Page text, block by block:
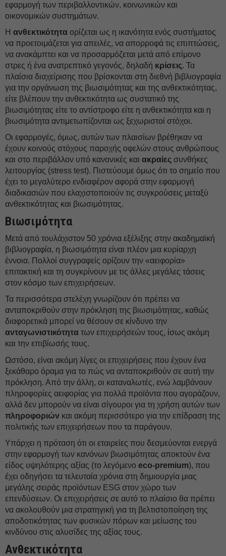
εφαρμογή των περιβαλλοντικών, κοινωνικών και
οικονομικών συστημάτων.
Η ανθεκτικότητα ορίζεται ως η ικανότητα ενός συστήματος
να προετοιμάζεται για απειλές, να απορροφά τις επιπτώσεις,
να ανακάμπτει και να προσαρμόζεται μετά από επίμονο
στρες ή ένα ανατρεπτικό γεγονός, δηλαδή κρίσεις. Τα
πλαίσια διαχείρισης που βρίσκονται στη διεθνή βιβλιογραφία
για την οργάνωση της βιωσιμότητας και της ανθεκτικότητας,
είτε βλέπουν την ανθεκτικότητα ως συστατικό της
βιωσιμότητας είτε το αντίστροφο είτε η ανθεκτικότητα και η
βιωσιμότητα αντιμετωπίζονται ως ξεχωριστοί στόχοι.
Οι εφαρμογές, όμως, αυτών των πλαισίων βρέθηκαν να
έχουν κοινούς στόχους παροχής οφελών στους ανθρώπους
και στο περιβάλλον υπό κανονικές και ακραίες συνθήκες
λειτουργίας (stress test). Πιστεύουμε όμως ότι το σημείο που
έχει το μεγαλύτερο ενδιαφέρον αφορά στην εφαρμογή
διαδικασιών που ελαχιστοποιούν τις συγκρούσεις μεταξύ
ανθεκτικότητας και βιωσιμότητας.
Βιωσιμότητα
Μετά από τουλάχιστον 50 χρόνια εξέλιξης στην ακαδημαϊκή
βιβλιογραφία, η βιωσιμότητα είναι πλέον μια κυρίαρχη
έννοια. Πολλοί συγγραφείς ορίζουν την «αειφορία»
επιτακτική και τη συγκρίνουν με τις άλλες μεγάλες τάσεις
στον κόσμο των επιχειρήσεων.
Τα περισσότερα στελέχη γνωρίζουν ότι πρέπει να
ανταποκριθούν στην πρόκληση της βιωσιμότητας, καθώς
διαφορετικά μπορεί να θέσουν σε κίνδυνο την
ανταγωνιστικότητα των επιχειρήσεών τους, ίσως ακόμη
και την επιβίωσής τους.
Ωστόσο, είναι ακόμη λίγες οι επιχειρήσεις που έχουν ένα
ξεκάθαρο όραμα για το πώς να ανταποκριθούν σε αυτή την
πρόκληση. Από την άλλη, οι καταναλωτές, ενώ λαμβάνουν
πληροφορίες αειφορίας για πολλά προϊόντα που αγοράζουν,
αλλά δεν μπορούν να είναι σίγουροι για τη χρήση αυτών των
πληροφοριών και ακόμη περισσότερο για την επίδραση της
πολιτικής των επιχειρήσεων που τα παράγουν.
Υπάρχει η πρόταση ότι οι εταιρείες που δεσμεύονται ενεργά
στην εφαρμογή των κανόνων βιωσιμότητας αποκτούν ένα
είδος υψηλότερης αξίας (το λεγόμενο eco-premium), που
έχει οδηγήσει τα τελευταία χρόνια στη δημιουργία μιας
μεγάλης σειράς προϊόντων ESG στον χώρο των
επενδύσεων. Οι επιχειρήσεις σε αυτό το πλαίσιο θα πρέπει
να ακολουθούν μια στρατηγική για τη βελτιστοποίηση της
αποδοτικότητας των φυσικών πόρων και μείωσης του
κινδύνου στις αλυσίδες της αξίας τους.
Ανθεκτικότητα